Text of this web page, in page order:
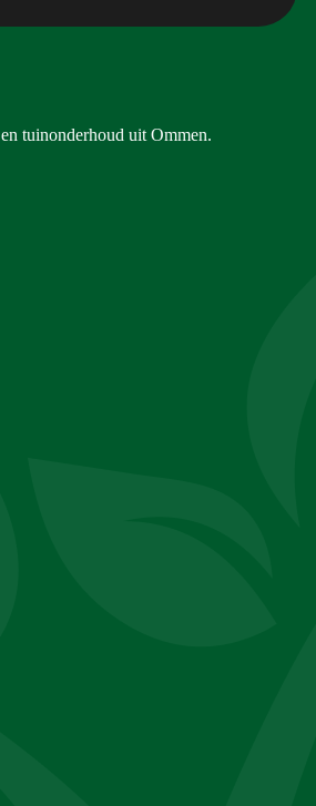
tuinonderhoud uit Ommen.